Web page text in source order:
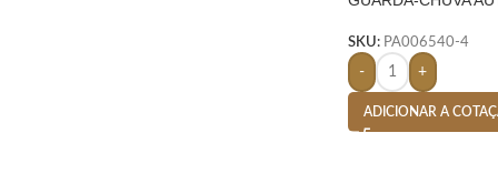
SKU: PA006540-4
- +
ADICIONAR A